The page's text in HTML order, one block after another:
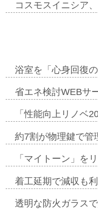
コスモスイニシア
浴室を「心身回復
省エネ検討WEBサ
「性能向上リノベ
約7割が物理鍵で
「マイトーン」を
着工延期で減収も
透明な防火ガラス